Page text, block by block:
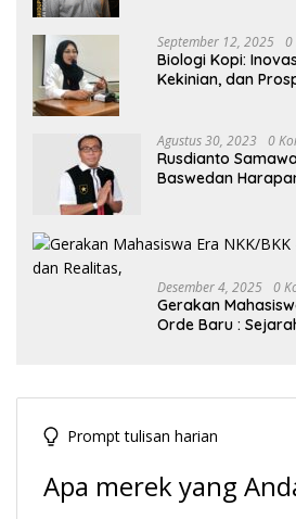
September 12, 2025 0
Biologi Kopi:
Kekinian, dan
Agustus 30, 2023 0
Rusdianto
Baswedan
Desember 4, 2025 0
Gerakan
Orde Baru :
Prompt tulisan harian
Apa merek yang